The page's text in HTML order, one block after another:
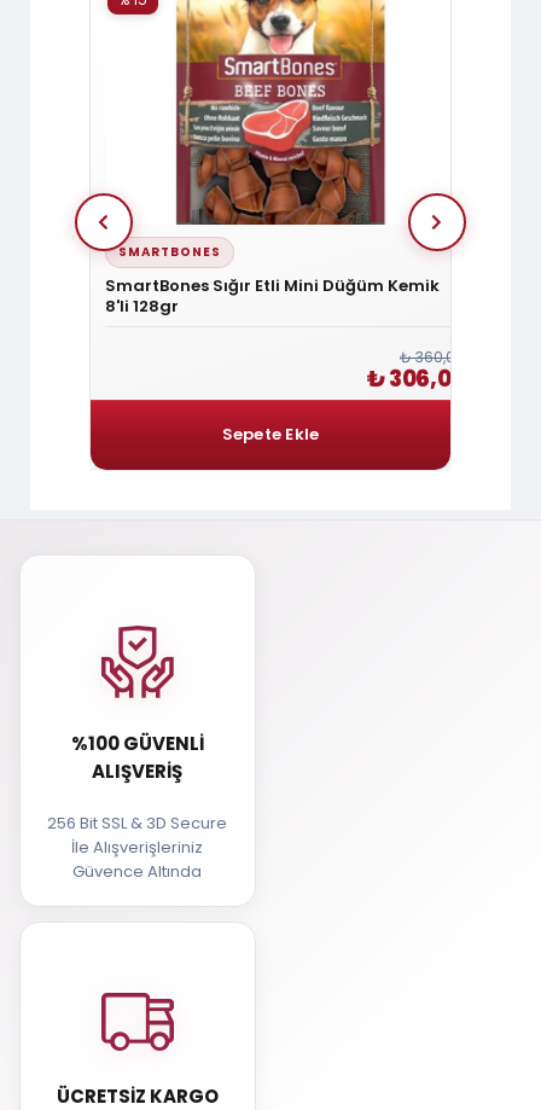
SMARTBONES
SmartBones Sığır Etli Mini Düğüm Kemik
8'li 128gr
₺ 360,00
₺ 306,00
%100 GÜVENLI
ALIŞVERIŞ
256 Bit SSL & 3D Secure
İle Alışverişleriniz
Güvence Altında
ÜCRETSIZ KARGO